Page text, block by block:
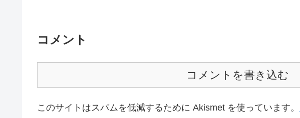
コメント
コメントを書き込む
このサイトはスパムを低減するために Akismet を使っています。